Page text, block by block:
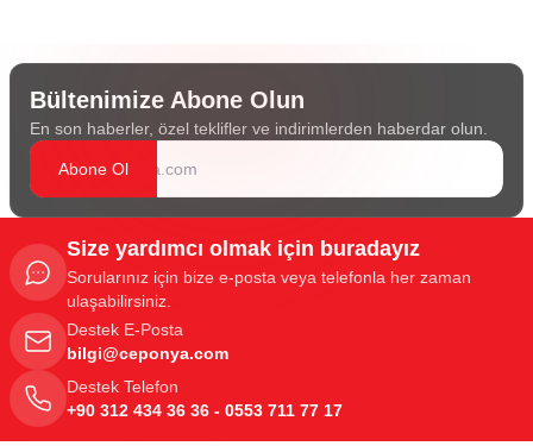
Bültenimize Abone Olun
En son haberler, özel teklifler ve indirimlerden haberdar olun.
Abone Ol
Size yardımcı olmak için buradayız
Sorularınız için bize e-posta veya telefonla her zaman
ulaşabilirsiniz.
Destek E-Posta
bilgi@ceponya.com
Destek Telefon
+90 312 434 36 36 - 0553 711 77 17